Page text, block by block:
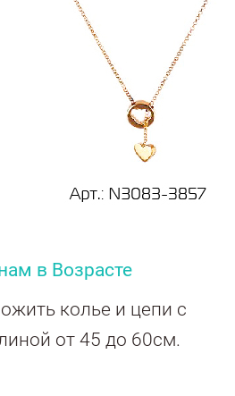
в Возрасте
колье и цепи с
от 45 до 60см.